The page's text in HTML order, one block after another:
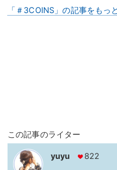
「＃3COINS」の記事をもっ
この記事のライター
yuyu 822